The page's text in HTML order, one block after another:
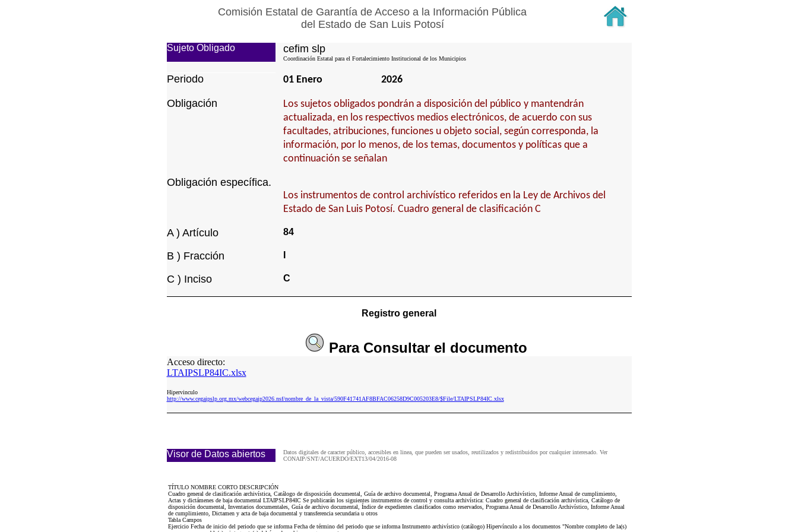
Comisión Estatal de Garantía de Acceso a la Información Pública
del Estado de San Luis Potosí
Sujeto Obligado cefim slp
Coordinación Estatal para el Fortalecimiento Institucional de los Municipios
Periodo 01 Enero 2026
Obligación
Los sujetos obligados pondrán a disposición del público y mantendrán
actualizada, en los respectivos medios electrónicos, de acuerdo con sus
facultades, atribuciones, funciones u objeto social, según corresponda, la
información, por lo menos, de los temas, documentos y políticas que a
continuación se señalan
Obligación específica.
Los instrumentos de control archivístico referidos en la Ley de Archivos del
Estado de San Luis Potosí. Cuadro general de clasificación C
A ) Artículo 84
B ) Fracción
C ) Inciso C
Registro general
Para Consultarel documento
Acceso directo:
LTAIPSLP84IC.xlsx
Hipervinculo
http://www.cegaipslp.org.mx/webcegaip2026.nsf/nombre_de_la_vista/590F41741AF8BFAC06258D9C005203E8/$File/LTAIPSLP84IC.xlsx
Visor de Datos abiertos
Datos digitales de caracter público, accesibles en linea, que pueden ser usados, reutilizados y redistribuidos por cualquier interesado. Ver
CONAIP/SNT/ACUERDO/EXT13/04/2016-08
TÍTULO NOMBRE CORTO DESCRIPCIÓN
Cuadro general de clasificación archivística, Catálogo de disposición documental, Guía de archivo documental, Programa Anual de Desarrollo Archivístico, Informe Anual de cumplimiento,
Actas y dictámenes de baja documental LTAIPSLP84IC Se publicarán los siguientes instrumentos de control y consulta archivística: Cuadro general de clasificación archivística, Catálogo de
disposición documental, Inventarios documentales, Guía de archivo documental, Índice de expedientes clasificados como reservados, Programa Anual de Desarrollo Archivístico, Informe Anual
de cumplimiento, Dictamen y acta de baja documental y transferencia secundaria u otros
Tabla Campos
Ejercicio Fecha de inicio del periodo que se informa Fecha de término del periodo que se informa Instrumento archivístico (catálogo) Hipervínculo a los documentos "Nombre completo de la(s)